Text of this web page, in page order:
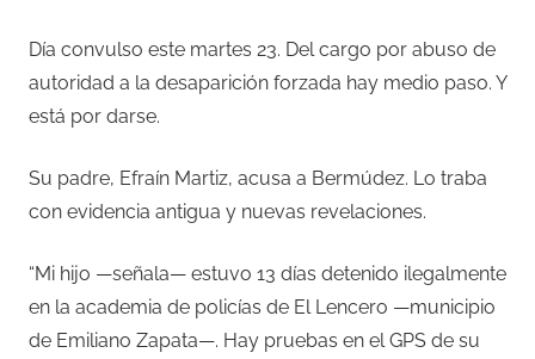
Día convulso este martes 23. Del cargo por abuso de
autoridad a la desaparición forzada hay medio paso. Y
está por darse.
Su padre, Efraín Martiz, acusa a Bermúdez. Lo traba
con evidencia antigua y nuevas revelaciones.
“Mi hijo —señala— estuvo 13 días detenido ilegalmente
en la academia de policías de El Lencero —municipio
de Emiliano Zapata—. Hay pruebas en el GPS de su